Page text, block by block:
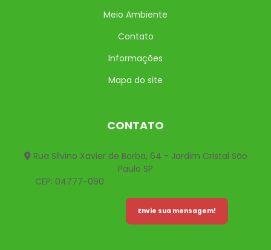
Meio Ambiente
Contato
Informações
Mapa do site
CONTATO
Rua Silvino Xavier de Borba, 64 - Jardim Cristal São
Paulo SP
CEP: 04777-090
Envie sua mensagem!